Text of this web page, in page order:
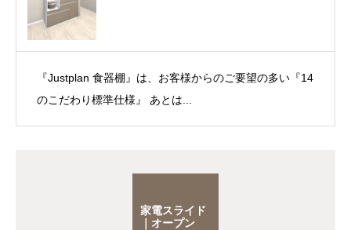
『Justplan 食器棚』は、お客様からのご要望の多い『14
のこだわり標準仕様』 あとは...
家電スライド
｜オープン